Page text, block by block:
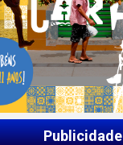
Publicidade